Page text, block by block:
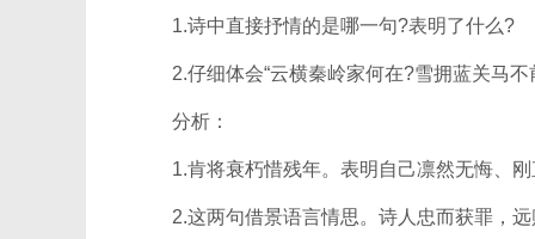
1.诗中直接抒情的是哪一句?表明了什么?
2.仔细体会“云横秦岭家何在?雪拥蓝关马不
分析：
1.肯将衰朽惜残年。表明自己凛然无悔、刚
2.这两句借景语言情思。诗人忠而获罪，远